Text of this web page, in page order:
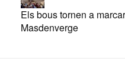
Els bous tornen a
Masdenverge